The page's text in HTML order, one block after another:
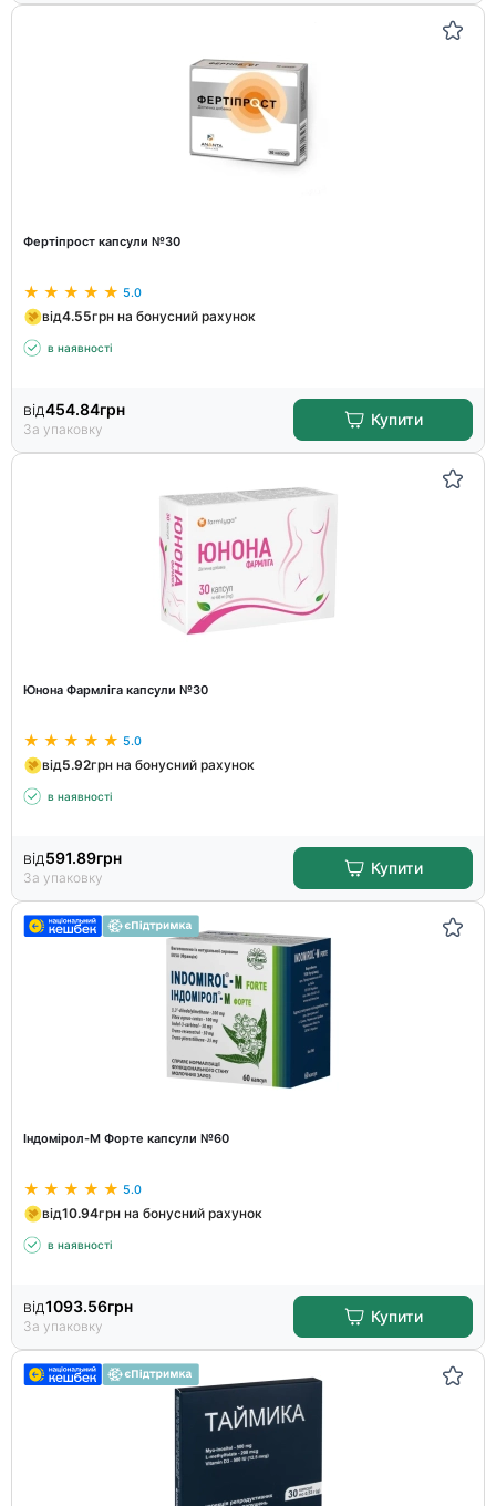
Фертіпрост капсули №30
5.0
від4.55грн на бонусний рахунок
в наявності
від454.84грн
За упаковку
Купити
Юнона Фармліга капсули №30
5.0
від5.92грн на бонусний рахунок
в наявності
від591.89грн
За упаковку
Купити
Індомірол-М Форте капсули №60
5.0
від10.94грн на бонусний рахунок
в наявності
від1093.56грн
За упаковку
Купити